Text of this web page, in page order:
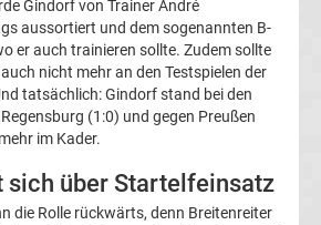
Gindorf von Trainer André
aussortiert und dem sogenannten B-
er auch trainieren sollte. Zudem sollte
nicht mehr an den Testspielen der
tatsächlich: Gindorf stand bei den
(1:0) und gegen Preußen
im Kader.
sich über Startelfeinsatz
die Rolle rückwärts, denn Breitenreiter